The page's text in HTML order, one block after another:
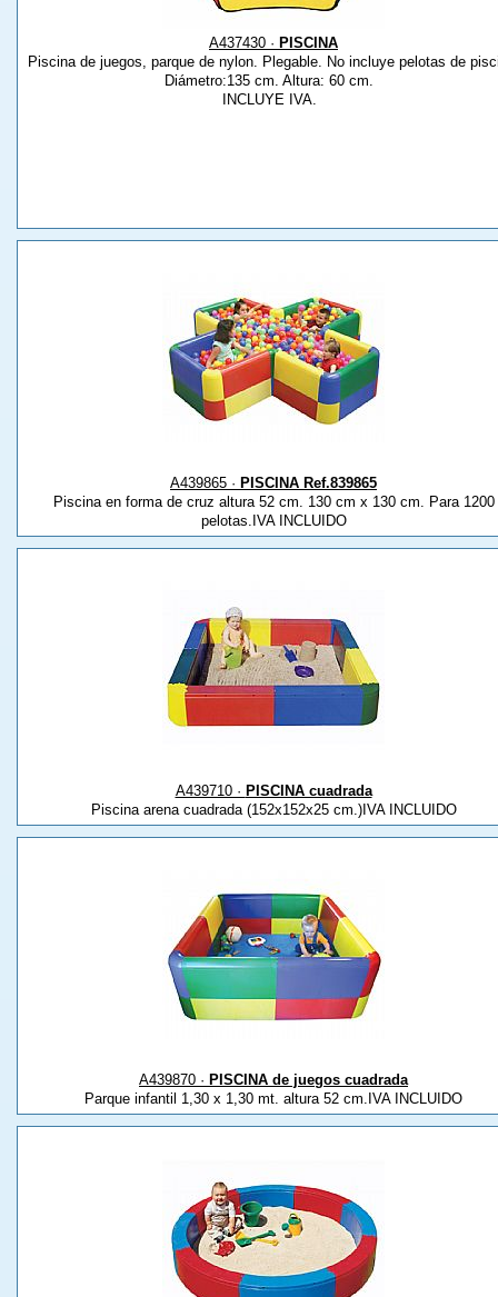
A437430 · PISCINA
Piscina de juegos, parque de nylon. Plegable. No incluye pelotas de
Diámetro:135 cm. Altura: 60 cm.
INCLUYE IVA.
A439865 · PISCINA Ref.839865
Piscina en forma de cruz altura 52 cm. 130 cm x 130 cm. Para 1200
pelotas.IVA INCLUIDO
A439710 · PISCINA cuadrada
Piscina arena cuadrada (152x152x25 cm.)IVA INCLUIDO
A439870 · PISCINA de juegos cuadrada
Parque infantil 1,30 x 1,30 mt. altura 52 cm.IVA INCLUIDO